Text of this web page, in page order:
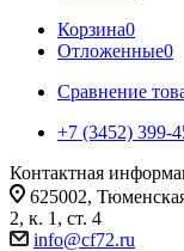
Корзина0
Отложенные0
Сравнение
+7 (3452) 399-
Контактная
625002,
2, к. 1, ст. 4
info@cf72.ru